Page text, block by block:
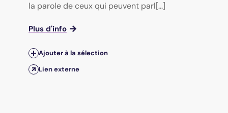
la parole de ceux qui peuvent parl[...]
Plus d'info
Ajouter à la sélection
Lien externe